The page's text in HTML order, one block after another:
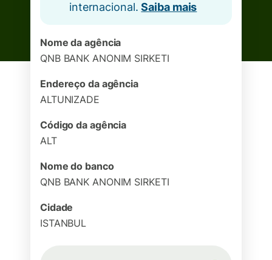
internacional.Saiba mais
Nome da agência
QNB BANK ANONIM SIRKETI
Endereço da agência
ALTUNIZADE
Código da agência
ALT
Nome do banco
QNB BANK ANONIM SIRKETI
Cidade
ISTANBUL